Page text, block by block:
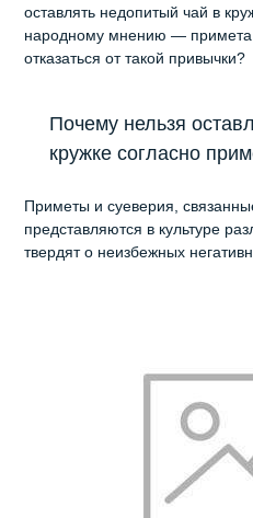
оставлять недопитый чай в
народному мнению — примета
отказаться от такой привычки?
Почему нельзя
кружке согласно
Приметы и суеверия,
представляются в культуре
твердят о неизбежных